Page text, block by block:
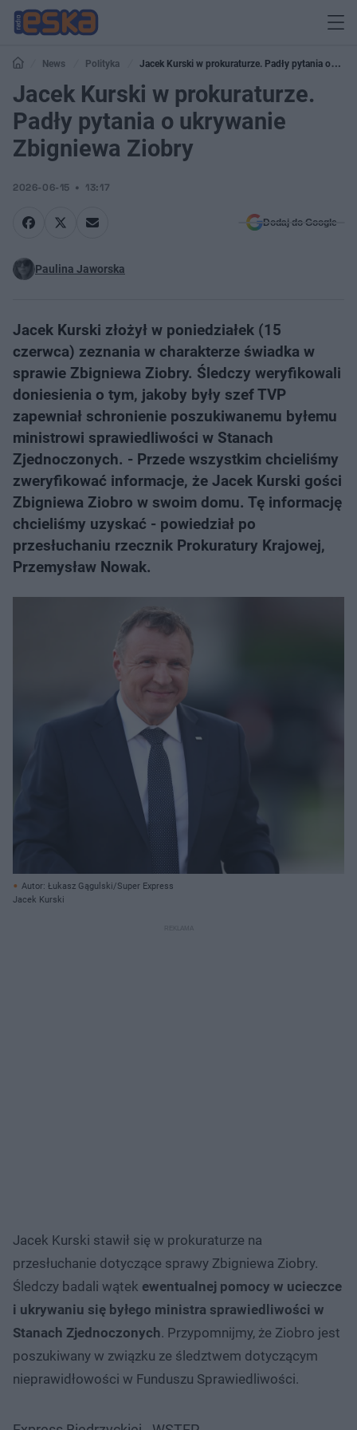
News Polityka
Jacek Kurski w prokuraturze. Padły pytania o
ukrywanie Zbigniewa Ziobry
Jacek Kurski w prokuraturze.
Padły pytania o ukrywanie
Zbigniewa Ziobry
2026-06-15 13:17
Dodaj do Google
Paulina Jaworska
Jacek Kurski złożył w poniedziałek (15
czerwca) zeznania w charakterze świadka w
sprawie Zbigniewa Ziobry. Śledczy weryfikowali
doniesienia o tym, jakoby były szef TVP
zapewniał schronienie poszukiwanemu byłemu
ministrowi sprawiedliwości w Stanach
Zjednoczonych. - Przede wszystkim chcieliśmy
zweryfikować informacje, że Jacek Kurski gości
Zbigniewa Ziobro w swoim domu. Tę informację
chcieliśmy uzyskać - powiedział po
przesłuchaniu rzecznik Prokuratury Krajowej,
Przemysław Nowak.
Autor: Łukasz Gągulski/Super Express
Jacek Kurski
Jacek Kurski stawił się w prokuraturze na
przesłuchanie dotyczące sprawy Zbigniewa Ziobry.
Śledczy badali wątek ewentualnej pomocy w ucieczce
i ukrywaniu się byłego ministra sprawiedliwości w
Stanach Zjednoczonych. Przypomnijmy, że Ziobro jest
poszukiwany w związku ze śledztwem dotyczącym
nieprawidłowości w Funduszu Sprawiedliwości.